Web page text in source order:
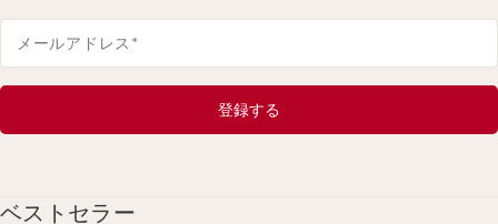
メールアドレス *
登録する
ベストセラー